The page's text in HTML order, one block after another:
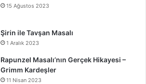
15 Ağustos 2023
Şirin ile Tavşan Masalı
1 Aralık 2023
Rapunzel Masalı’nın Gerçek Hikayesi –
Grimm Kardeşler
11 Nisan 2023